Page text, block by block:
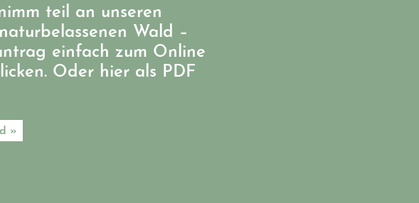
teil an unseren
Wald –
einfach zum Online
Oder hier als PDF
»